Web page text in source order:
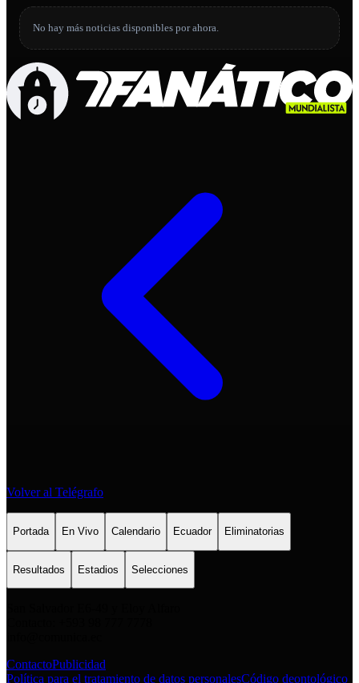
No hay más noticias disponibles por ahora.
Volver al Telégrafo
Portada En Vivo Calendario Ecuador Eliminatorias
Resultados Estadios Selecciones
ContactoPublicidad
Política para el tratamiento de datos personalesCódigo deontológico